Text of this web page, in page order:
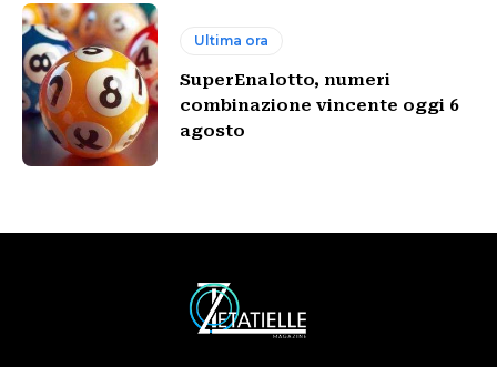
Ultima ora
SuperEnalotto, numeri
combinazione vincente oggi 6
agosto